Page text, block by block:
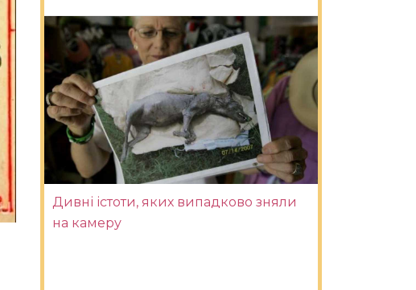
Дивні істоти, яких випадково зняли
на камеру